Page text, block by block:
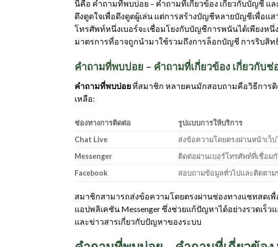
นี่คือ คำถามที่พบบ่อย – คำถามที่เกี่ยวข้อง เกี่ยวกับบัญชี แ
ดึงดูดใจเพื่อดึงดูดผู้เล่น แต่การสร้างบัญชีหลายบัญชีเพื่อแ
โทรศัพท์หนึ่งเบอร์จะเชื่อมโยงกับบัญชีการพนันได้เพียงหนึ่
มาตรการที่อาจถูกนำมาใช้รวมถึงการล็อกบัญชี การริบสิ
คำถามที่พบบ่อย – คำถามที่เกี่ยวข้อง เกี่ยวกับ
คำถามที่พบบ่อยที่สมาชิก หลายคนมักสอบถามคือวิธีการติ
เหลือ:
ช่องทางการติดต่อ รูปแบบการให้บริการ
Chat Live
ส่งข้อความโดยตรงผ่านหน้าเว็
Messenger
ติดต่อผ่านเบอร์โทรศัพท์ที่เชื่อม
Facebook
สอบถามข้อมูลทั่วไปและติดตาม
สมาชิกสามารถส่งข้อความโดยตรงผ่านช่องทางแชทสดเ
แอปพลิเคชัน Messenger ซึ่งช่วยแก้ปัญหาได้อย่างรวดเร็
และข่าวสารเกี่ยวกับปัญหาของระบบ